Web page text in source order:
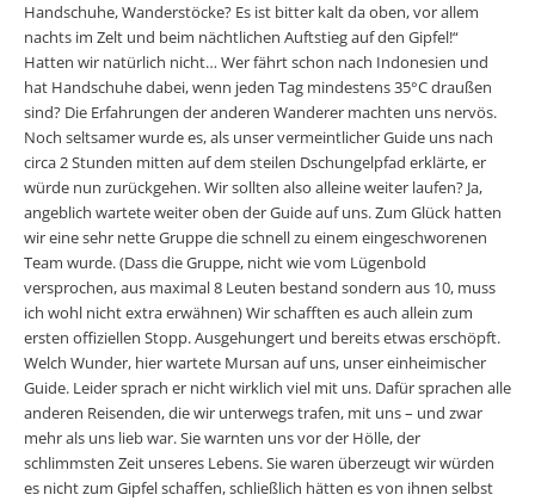
Handschuhe, Wanderstöcke? Es ist bitter kalt da oben, vor allem
nachts im Zelt und beim nächtlichen Auftstieg auf den Gipfel!“
Hatten wir natürlich nicht… Wer fährt schon nach Indonesien und
hat Handschuhe dabei, wenn jeden Tag mindestens 35°C draußen
sind? Die Erfahrungen der anderen Wanderer machten uns nervös.
Noch seltsamer wurde es, als unser vermeintlicher Guide uns nach
circa 2 Stunden mitten auf dem steilen Dschungelpfad erklärte, er
würde nun zurückgehen. Wir sollten also alleine weiter laufen? Ja,
angeblich wartete weiter oben der Guide auf uns. Zum Glück hatten
wir eine sehr nette Gruppe die schnell zu einem eingeschworenen
Team wurde. (Dass die Gruppe, nicht wie vom Lügenbold
versprochen, aus maximal 8 Leuten bestand sondern aus 10, muss
ich wohl nicht extra erwähnen) Wir schafften es auch allein zum
ersten offiziellen Stopp. Ausgehungert und bereits etwas erschöpft.
Welch Wunder, hier wartete Mursan auf uns, unser einheimischer
Guide. Leider sprach er nicht wirklich viel mit uns. Dafür sprachen alle
anderen Reisenden, die wir unterwegs trafen, mit uns ­– und zwar
mehr als uns lieb war. Sie warnten uns vor der Hölle, der
schlimmsten Zeit unseres Lebens. Sie waren überzeugt wir würden
es nicht zum Gipfel schaffen, schließlich hätten es von ihnen selbst